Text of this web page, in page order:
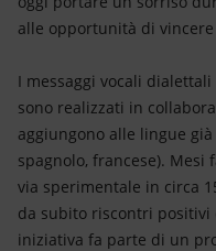
alle opportunità di vincere
I messaggi vocali
sono realizzati in
aggiungono alle lingue
spagnolo, francese). Mesi
via sperimentale in circa
da subito riscontri
iniziativa fa parte di un